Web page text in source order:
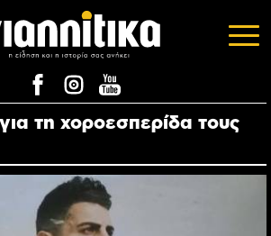
τη χοροεσπερίδα τους